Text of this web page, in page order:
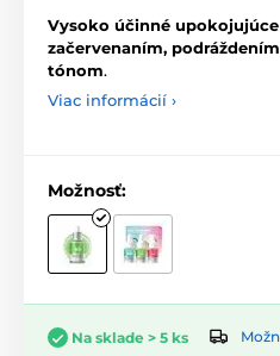
Vysoko účinné
začervenaním,
tónom.
Viac informácií ›
Možnosť:
Na sklade > 5 ks